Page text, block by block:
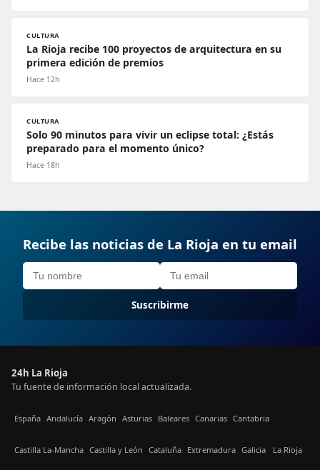
CULTURA
La Rioja recibe 100 proyectos de arquitectura en su
primera edición de premios
Hace 12h
CULTURA
Solo 90 minutos para vivir un eclipse total: ¿Estás
preparado para el momento único?
Hace 18h
Recibe las noticias de La Rioja en tu email
Suscribirme
24h La Rioja
Tu fuente de información local actualizada.
España Andalucía Aragón Asturias Baleares Canarias Cantabria
Castilla La-Mancha Castilla y León Cataluña Extremadura Galicia La Rioja